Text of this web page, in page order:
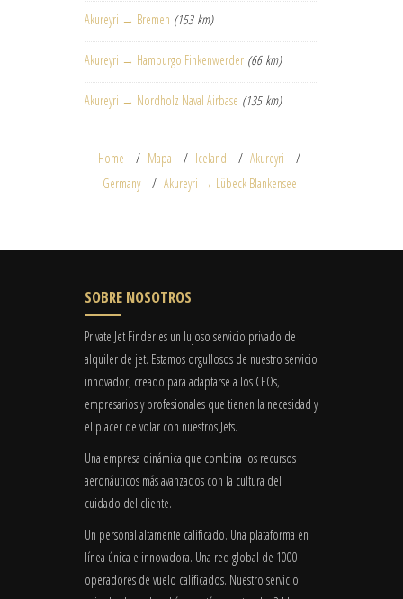
Akureyri → Bremen (153 km)
Akureyri → Hamburgo Finkenwerder (66 km)
Akureyri → Nordholz Naval Airbase (135 km)
Home Mapa Iceland
Akureyri
Germany
Akureyri → Lübeck Blankensee
SOBRE NOSOTROS
Private Jet Finder es un lujoso servicio privado de
alquiler de jet. Estamos orgullosos de nuestro servicio
innovador, creado para adaptarse a los CEOs,
empresarios y profesionales que tienen la necesidad y
el placer de volar con nuestros Jets.
Una empresa dinámica que combina los recursos
aeronáuticos más avanzados con la cultura del
cuidado del cliente.
Un personal altamente calificado. Una plataforma en
línea única e innovadora. Una red global de 1000
operadores de vuelo calificados. Nuestro servicio